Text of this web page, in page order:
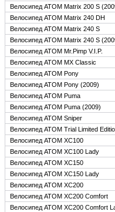
Велосипед ATOM Matrix 200 S
Велосипед ATOM Matrix 240 DH
Велосипед ATOM Matrix 240 S
Велосипед ATOM Matrix 240 S
Велосипед ATOM Mr.Pimp V.I.P.
Велосипед ATOM MX Classic
Велосипед ATOM Pony
Велосипед ATOM Pony (2009)
Велосипед ATOM Puma
Велосипед ATOM Puma (2009)
Велосипед ATOM Sniper
Велосипед ATOM Trial Limited
Велосипед ATOM XC100
Велосипед ATOM XC100 Lady
Велосипед ATOM XC150
Велосипед ATOM XC150 Lady
Велосипед ATOM XC200
Велосипед ATOM XC200 Comfort
Велосипед ATOM XC200 Comfort